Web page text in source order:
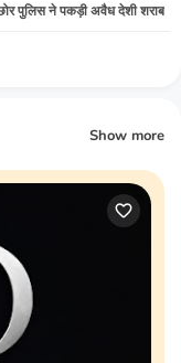
पुलिस ने पकड़ी अवैध देशी शराब
Show more